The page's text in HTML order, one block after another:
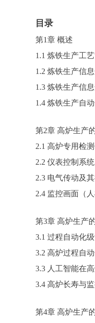
目录
第1章 概述
1.1 炼铁生产工
1.2 炼铁生产信
1.3 炼铁生产信
1.4 炼铁生产自
第2章 高炉生产
2.1 高炉专用检
2.2 仪表控制系统
2.3 电气传动及其
2.4 监控画面（
第3章 高炉生产
3.1 过程自动化
3.2 高炉过程自
3.3 人工智能在
3.4 高炉长寿与
第4章 高炉生产